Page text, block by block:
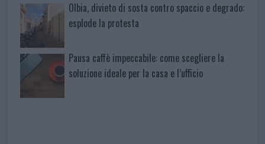
Olbia, divieto di sosta contro spaccio e degrado:
esplode la protesta
Pausa caffè impeccabile: come scegliere la
soluzione ideale per la casa e l’ufficio